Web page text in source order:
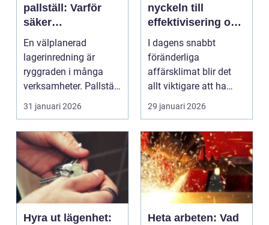
pallställ: Varför
säker
lagerinredning är
avgörande
En välplanerad
lagerinredning är
ryggraden i många
verksamheter. Pallställ,
hyl...
31 januari 2026
nyckeln till
effektivisering och
tillväxt
I dagens snabbt
föränderliga
affärsklimat blir det
allt viktigare att ha
effektiva verktyg för
att h...
29 januari 2026
Hyra ut lägenhet:
Heta arbeten: Vad